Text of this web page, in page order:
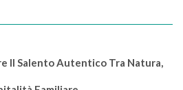
Il Salento Autentico Tra Natura,